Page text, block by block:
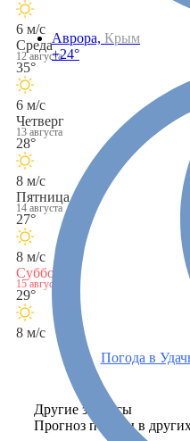
Аврора, Крым
+24°
6 м/с
Среда
12 августа
35°
6 м/с
Четверг
13 августа
28°
8 м/с
Пятница
14 августа
27°
8 м/с
Суббота
15 августа
29°
8 м/с
Погода в
Другие запросы
Прогноз погоды в